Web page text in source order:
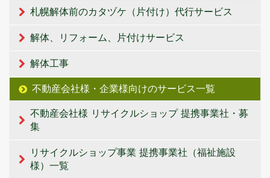
札幌解体前のカタヅケ（片付け）代行サービス
解体、リフォーム、片付けサービス
解体工事
不動産会社様・企業様向けのサービス一覧
不動産会社様 リサイクルショップ 提携事業社・募
集
リサイクルショップ事業 提携事業社（福祉施設
様）一覧